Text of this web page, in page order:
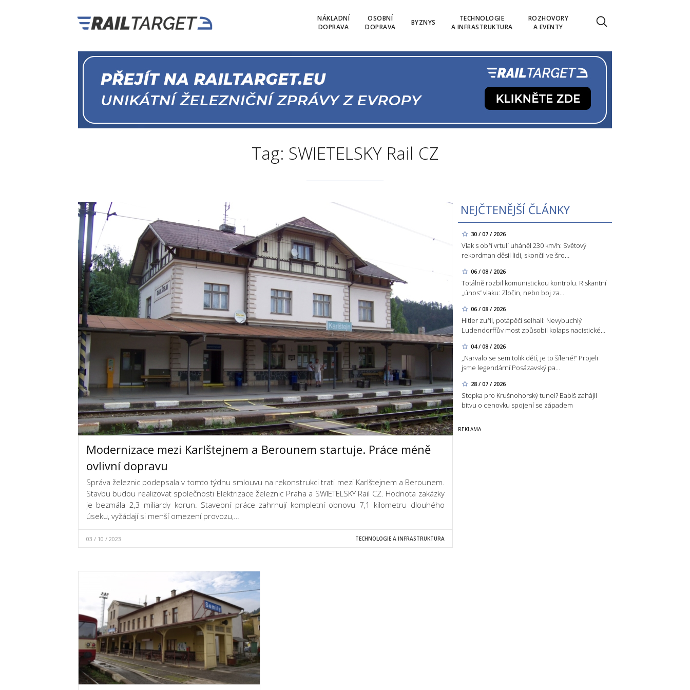
NÁKLADNÍ
DOPRAVA
OSOBNÍ
DOPRAVA
BYZNYS
TECHNOLOGIE
A INFRASTRUKTURA
ROZHOVORY
A EVENTY
Tag: SWIETELSKY Rail CZ
NEJČTENĚJŠÍ ČLÁNKY
30 / 07 / 2026
Vlak s obří vrtulí uháněl 230 km/h: Světový
rekordman děsil lidi, skončil ve šro…
06 / 08 / 2026
Totálně rozbil komunistickou kontrolu. Riskantní
„únos“ vlaku: Zločin, nebo boj za…
06 / 08 / 2026
Hitler zuřil, potápěči selhali: Nevybuchlý
Ludendorffův most způsobil kolaps nacistické…
04 / 08 / 2026
„Narvalo se sem tolik dětí, je to šílené!“ Projeli
jsme legendární Posázavský pa…
28 / 07 / 2026
Stopka pro Krušnohorský tunel? Babiš zahájil
bitvu o cenovku spojení se západem
Modernizace mezi Karlštejnem a Berounem startuje. Práce méně
ovlivní dopravu
Správa železnic podepsala v tomto týdnu smlouvu na rekonstrukci trati mezi Karlštejnem a Berounem.
Stavbu budou realizovat společnosti Elektrizace železnic Praha a SWIETELSKY Rail CZ. Hodnota zakázky
je bezmála 2,3 miliardy korun. Stavební práce zahrnují kompletní obnovu 7,1 kilometru dlouhého
úseku, vyžádají si menší omezení provozu,…
03 / 10 / 2023 TECHNOLOGIE A INFRASTRUKTURA